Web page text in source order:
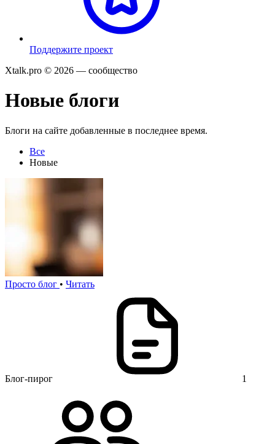
Поддержите проект
Xtalk.pro © 2026 — сообщество
Новые блоги
Блоги на сайте добавленные в последнее время.
Все
Новые
Просто блог • Читать
Блог-пирог 1